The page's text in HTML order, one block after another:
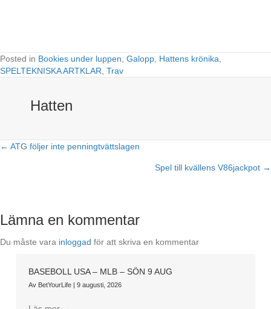
Posted in Bookies under luppen Galopp Hattens krönika
SPELTEKNISKA ARTKLAR Trav
Hatten
Posts
← ATG följer inte penningtvättslagen
Spel till kvällens V86jackpot →
Lämna en kommentar
Du måste vara inloggad för att skriva en kommentar
BASEBOLL USA – MLB – SÖN 9 AUG
Av BetYourLife | 9 augusti, 2026